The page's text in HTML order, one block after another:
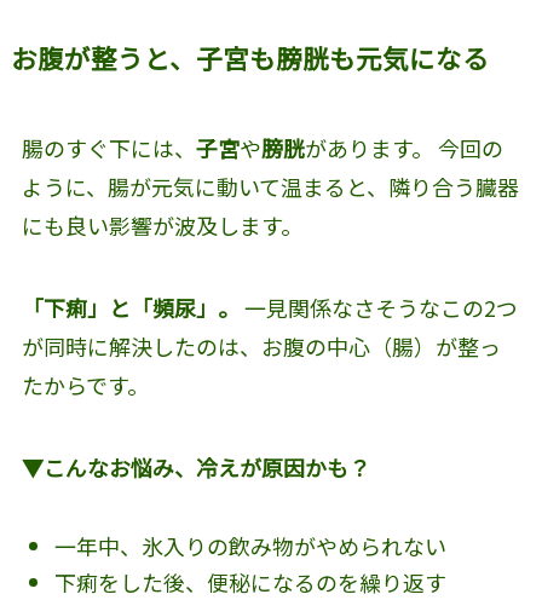
お腹が整うと、子宮も膀胱も元気になる
腸のすぐ下には、 子宮や膀胱があります。 今回の
ように、腸が元気に動いて温まると、隣り合う臓器
にも良い影響が波及します。
「下痢」と「頻尿」。 一見関係なさそうなこの2つ
が同時に解決したのは、お腹の中心（腸）が整っ
たからです。
▼こんなお悩み、冷えが原因かも？
一年中、氷入りの飲み物がやめられない
下痢をした後、便秘になるのを繰り返す